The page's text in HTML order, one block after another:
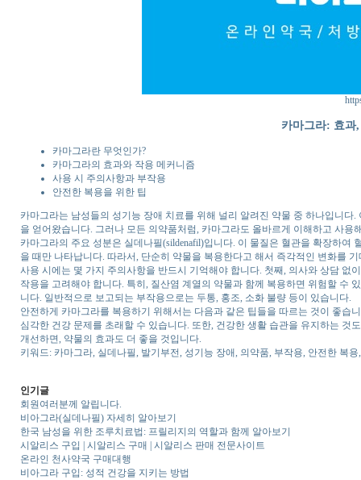
카마그라: 효과
카마그라란 무엇인가?
카마그라의 효과와 작용 메커니즘
사용 시 주의사항과 부작용
안전한 복용을 위한 팁
카마그라는 남성들의 성기능 장애 치료를 위해 널리 알려진 약물 중 하나입니
을 얻어왔습니다. 그러나 모든 의약품처럼, 카마그라도 올바르게 이해하고 사용
카마그라의 주요 성분은 실데나필(sildenafil)입니다. 이 물질은 혈관을 확장하
을 때만 나타납니다. 따라서, 단순히 약물을 복용한다고 해서 즉각적인 변화를
사용 시에는 몇 가지 주의사항을 반드시 기억해야 합니다. 첫째, 의사와 상담
작용을 고려해야 합니다. 특히, 질산염 계열의 약물과 함께 복용하면 위험할 수
니다. 일반적으로 보고되는 부작용으로는 두통, 홍조, 소화 불량 등이 있습니다.
안전하게 카마그라를 복용하기 위해서는 다음과 같은 팁들을 따르는 것이 좋습
심각한 건강 문제를 초래할 수 있습니다. 또한, 건강한 생활 습관을 유지하는
개선하면, 약물의 효과도 더 좋을 것입니다.
키워드: 카마그라, 실데나필, 발기부전, 성기능 장애, 의약품, 부작용, 안전한 복
인기글
회원여러분께 알립니다.
비아그라(실데나필) 자세히 알아보기
한국 남성을 위한 조루치료법: 프릴리지의 역할과 함께 알아보기
시알리스 구입 | 시알리스 구매 | 시알리스 판매 전문사이트
온라인 천사약국 구매대행
비아그라 구입: 성적 건강을 지키는 방법